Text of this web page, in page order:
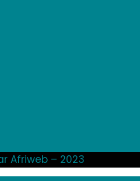
Afriweb – 2023